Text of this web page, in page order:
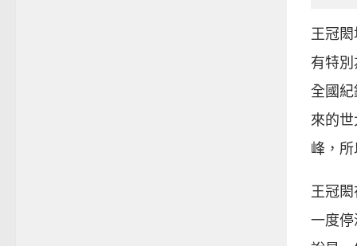
王冠
有特
全國
來的
峰，
王冠
一度